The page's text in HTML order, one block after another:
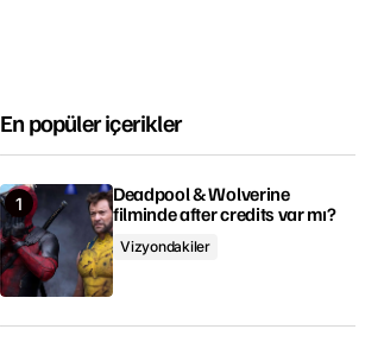
En popüler içerikler
Deadpool & Wolverine
filminde after credits var mı?
Vizyondakiler